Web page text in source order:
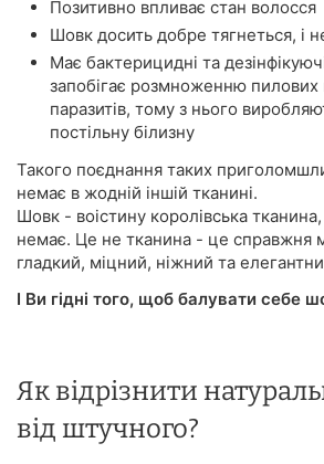
Позитивно впливає стан волосся
Шовк досить добре тягнеться, і
Має бактерицидні та
запобігає розмноженню пилових
паразитів, тому з нього
постільну білизну
Такого поєднання таких
немає в жодній іншій тканині.
Шовк - воістину королівська
немає. Це не тканина - це справжня
гладкий, міцний, ніжний та
І Ви гідні того, щоб балувати себе
Як відрізнити
від штучного?